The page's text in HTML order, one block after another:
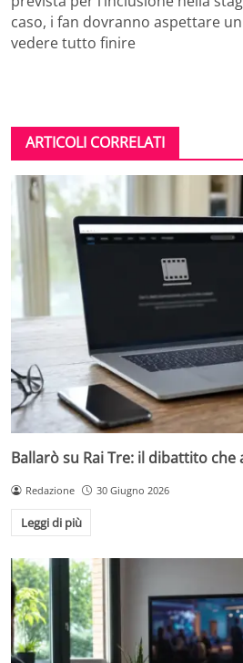
caso, i fan dovranno aspettare
vedere tutto finire
ARTICOLI CORRELATI
Ballarò su Rai Tre: il dibattito che
Redazione 30 Giugno 2026
Leggi di più